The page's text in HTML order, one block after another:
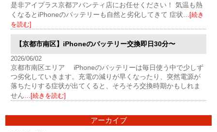
是非アイプラス京都アバンティ店にお任せください！ 気温も熱
くなるとiPhoneのバッテリーも自然と劣化してきて 症状…[続き
を読む]
【京都市南区】iPhoneのバッテリー交換即日30分〜
2026/06/02
京都市南区エリア iPhoneのバッテリーは毎日使う中で少しず
つ劣化していきます。充電の減りが早くなったり、突然電源が
落ちたりする症状が出てくると、そろそろ交換時期かもしれま
せん…[続きを読む]
アーカイブ